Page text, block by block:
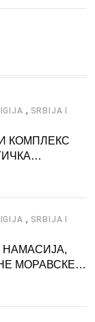
, SRBIJA I
КОМПЛЕКС
, SRBIJA I
МОРАВСКЕ